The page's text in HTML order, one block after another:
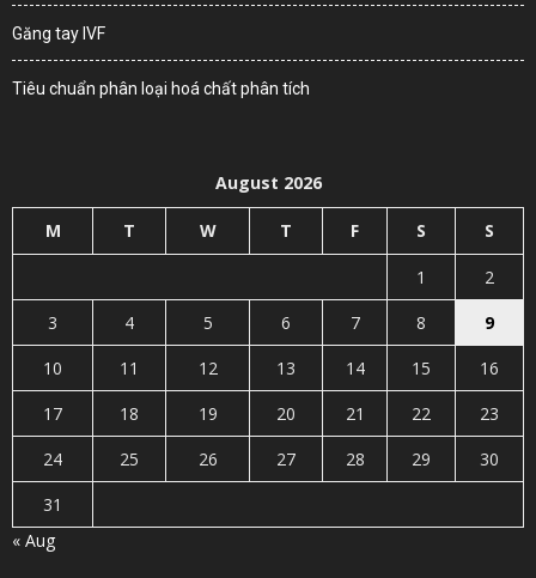
Găng tay IVF
Tiêu chuẩn phân loại hoá chất phân tích
August 2026
M T W T F S S
1
2
3
4 5 6 7 8
9
10
11 12 13 14 15
16
17
18 19 20 21 22
23
24
25 26 27 28 29
30
31
« Aug